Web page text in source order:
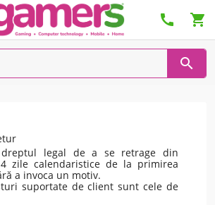
 

legal de a se retrage din
zile calendaristice de la primirea
a invoca un motiv.
suportate de client sunt cele de